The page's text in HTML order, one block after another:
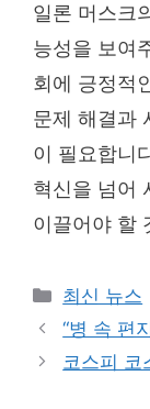
일론 머스크
능성을 보여
회에 긍정적
문제 해결과
이 필요합니
혁신을 넘어
이끌어야 할
Categories
최신 뉴스
“병 속 편
코스피 코